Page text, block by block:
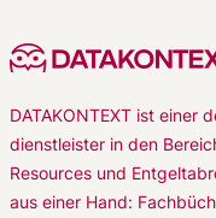
DATAKONTEXT ist einer
dienstleister in den
Resources und
aus einer Hand: